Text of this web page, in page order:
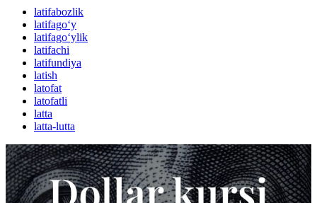
latifabozlik
latifago‘y
latifago‘ylik
latifachi
latifundiya
latish
latofat
latofatli
latta
latta-lutta